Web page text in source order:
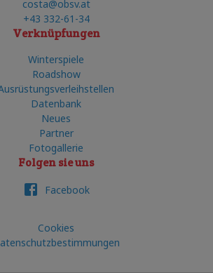
costa@obsv.at
+43 332-61-34
Verknüpfungen
Winterspiele
Roadshow
Datenbank
Neues
Partner
Fotogallerie
Folgen sie uns
Facebook
Cookies